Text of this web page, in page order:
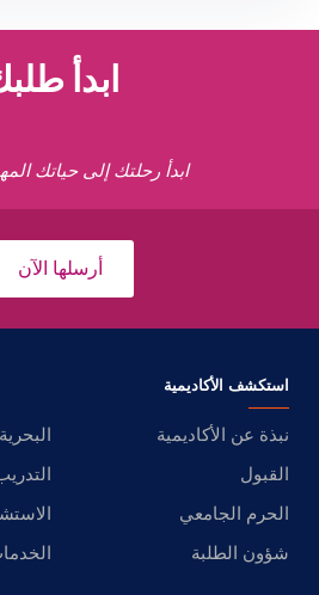
ابدأ
ابدأ رحلتك إلى حياتك
أرسلها الآن
استكشف الأكاديمية
نبذة عن الأكاديمية
البحرية
القبول
الحرم الجامعي
شؤون الطلبة